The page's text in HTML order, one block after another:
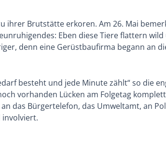
ihrer Brutstätte erkoren. Am 26. Mai
Eben diese Tiere flattern
denn eine Gerüstbaufirma begann an
besteht und jede Minute zählt“ so die
vorhanden Lücken am Folgetag
das Bürgertelefon, das Umweltamt, an
involviert.